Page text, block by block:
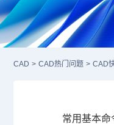
CAD > CAD热门问题 > CAD
常用基本命